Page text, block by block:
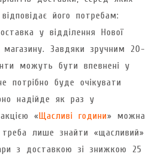
його потребам:
у відділення Нової
Завдяки зручним 20-
можуть бути впевнені у
потрібно буде очікувати
надійде як раз у
«Щасливі години» можна
лише знайти «щасливий»
з доставкою зі знижкою 25